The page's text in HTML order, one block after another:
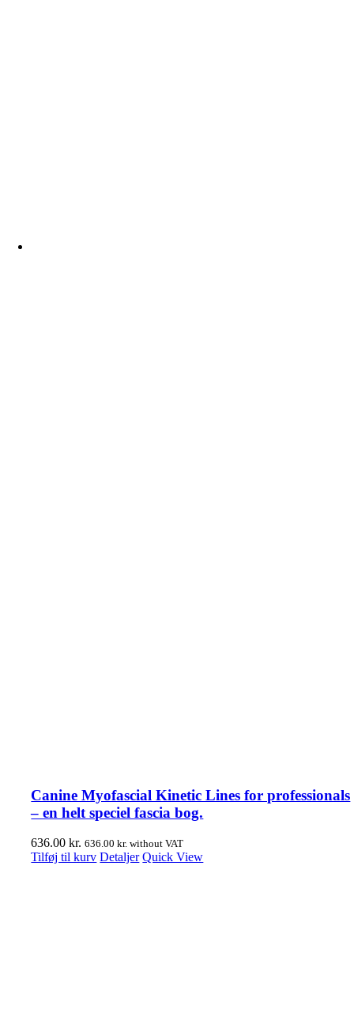
Canine Myofascial Kinetic Lines for professionals
– en helt speciel fascia bog.
636.00kr. 636.00kr. without VAT
Tilføj til kurv Detaljer Quick View